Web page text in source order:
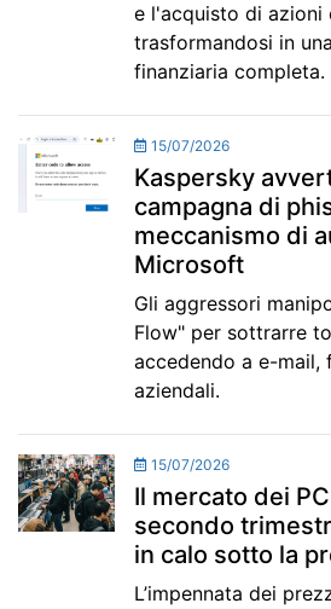
e l'acquisto di azioni
trasformandosi in
finanziaria completa.
15/07/2026
Kaspersky
campagna di
meccanismo di
Microsoft
Gli aggressori
Flow" per sottrarre
accedendo a e-mail,
aziendali.
15/07/2026
Il mercato dei
secondo
in calo sotto la
L’impennata dei